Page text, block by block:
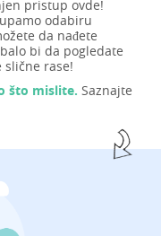
pristup ovde!
odabiru
da nađete
bi da pogledate
slične rase!
što mislite. Saznajte